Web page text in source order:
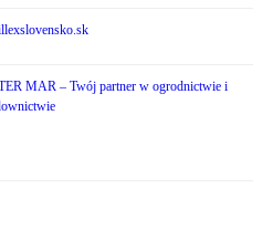
MAR – Twój partner w ogrodnictwie i